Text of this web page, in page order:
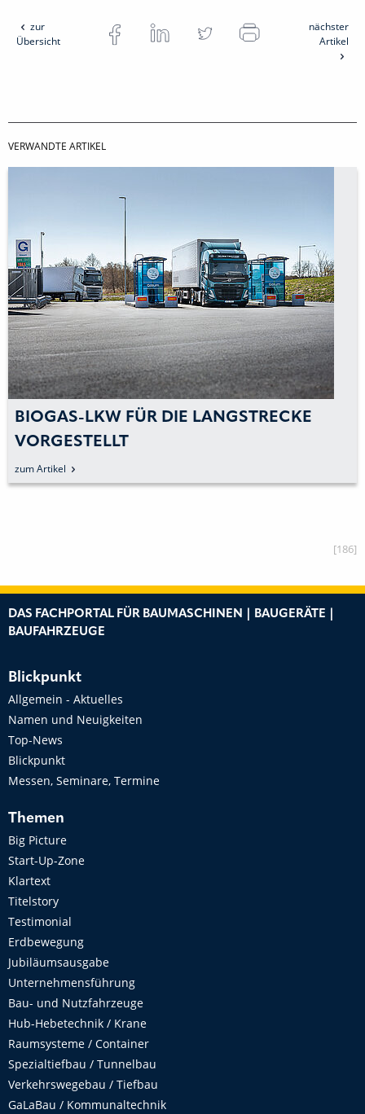
zur
Übersicht
nächster
Artikel
VERWANDTE ARTIKEL
FÜR DIE LANGSTRECKE
[186]
DAS FACHPORTAL FÜR BAUMASCHINEN | BAUGERÄTE |
BAUFAHRZEUGE
Blickpunkt
Allgemein - Aktuelles
Namen und Neuigkeiten
Top-News
Blickpunkt
Messen, Seminare, Termine
Themen
Big Picture
Start-Up-Zone
Klartext
Titelstory
Testimonial
Erdbewegung
Jubiläumsausgabe
Unternehmensführung
Bau- und Nutzfahrzeuge
Hub-Hebetechnik / Krane
Raumsysteme / Container
Spezialtiefbau / Tunnelbau
Verkehrswegebau / Tiefbau
GaLaBau / Kommunaltechnik